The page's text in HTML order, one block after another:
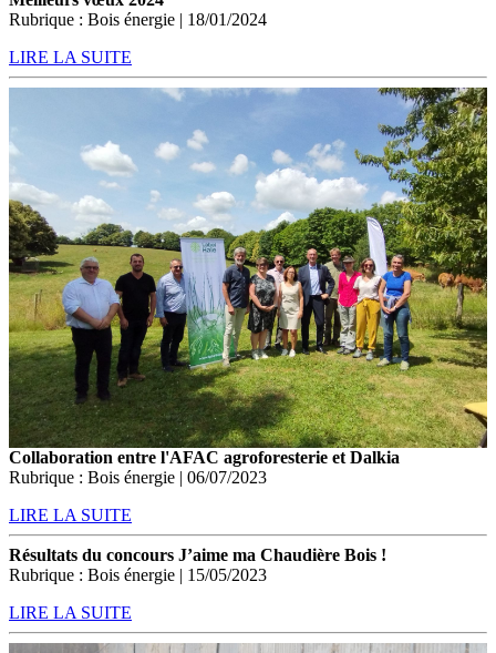
Rubrique : Bois énergie | 18/01/2024
LIRE LA SUITE
Collaboration entre l'AFAC agroforesterie et Dalkia
Rubrique : Bois énergie | 06/07/2023
LIRE LA SUITE
Résultats du concours J’aime ma Chaudière Bois !
Rubrique : Bois énergie | 15/05/2023
LIRE LA SUITE